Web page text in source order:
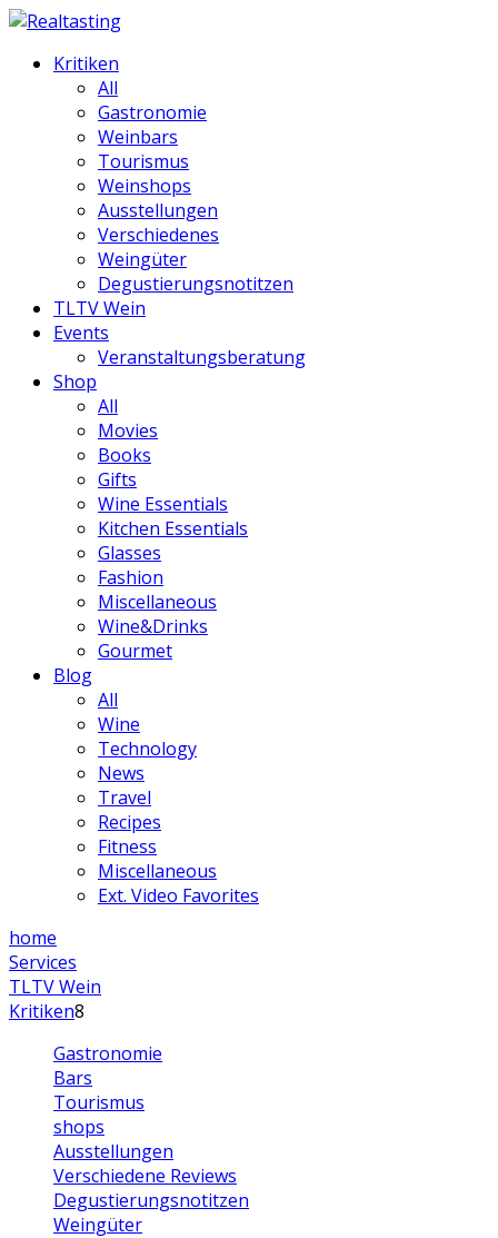
Kritiken
All
Gastronomie
Weinbars
Tourismus
Weinshops
Ausstellungen
Verschiedenes
Weingüter
Degustierungsnotitzen
TLTV Wein
Events
Veranstaltungsberatung
Shop
All
Movies
Books
Gifts
Wine Essentials
Kitchen Essentials
Glasses
Fashion
Miscellaneous
Wine&Drinks
Gourmet
Blog
All
Wine
Technology
News
Travel
Recipes
Fitness
Miscellaneous
Ext. Video Favorites
home
Services
TLTV Wein
Kritiken8
Gastronomie
Bars
Tourismus
shops
Ausstellungen
Verschiedene Reviews
Degustierungsnotitzen
Weingüter